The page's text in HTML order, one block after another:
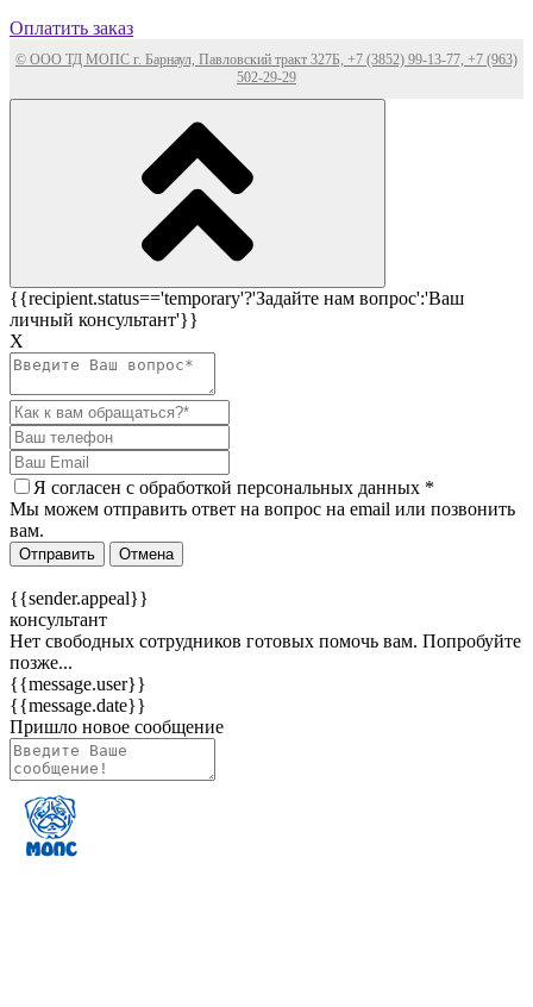
Оплатить заказ
© ООО ТД МОПС г. Барнаул, Павловский тракт 327Б, +7 (3852) 99-13-77, +7 (963)
502-29-29
{{recipient.status=='temporary'?'Задайте нам вопрос':'Ваш
личный консультант'}}
Х
Я согласен c обработкой персональных данных *
Мы можем отправить ответ на вопрос на email или позвонить
вам.
Отправить Отмена
{{sender.appeal}}
консультант
Нет свободных сотрудников готовых помочь вам. Попробуйте
позже...
{{message.user}}
{{message.date}}
Пришло новое сообщение